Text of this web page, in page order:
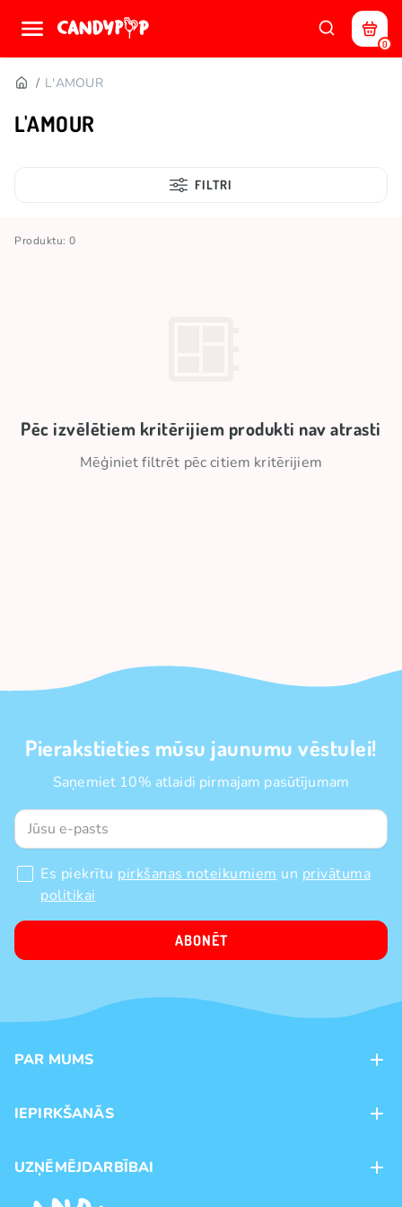
0
L'AMOUR
L'AMOUR
FILTRI
Produktu: 0
Pēc izvēlētiem kritērijiem produkti nav atrasti
Mēģiniet filtrēt pēc citiem kritērijiem
Pierakstieties mūsu jaunumu vēstulei!
Saņemiet 10% atlaidi pirmajam pasūtījumam
Es piekrītu pirkšanas noteikumiem un privātuma
politikai
ABONĒT
PAR MUMS
Veikali
Preču zīmoli
IEPIRKŠANĀS
Piegāde
UZŅĒMĒJDARBĪBAI
Franšīze